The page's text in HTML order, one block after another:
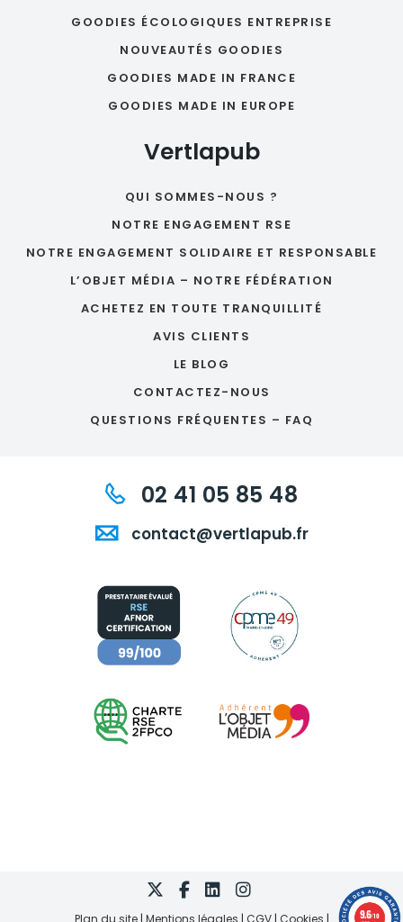
GOODIES ÉCOLOGIQUES ENTREPRISE
NOUVEAUTÉS GOODIES
GOODIES MADE IN FRANCE
GOODIES MADE IN EUROPE
Vertlapub
QUI SOMMES-NOUS ?
NOTRE ENGAGEMENT RSE
NOTRE ENGAGEMENT SOLIDAIRE ET RESPONSABLE
L’OBJET MÉDIA – NOTRE FÉDÉRATION
ACHETEZ EN TOUTE TRANQUILLITÉ
AVIS CLIENTS
LE BLOG
CONTACTEZ-NOUS
QUESTIONS FRÉQUENTES – FAQ
02 41 05 85 48
contact@vertlapub.fr
Plan du site Mentions légales CGV Cookies 9.6/10